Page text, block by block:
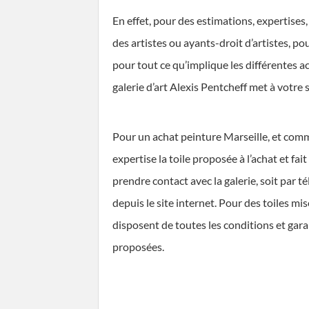
En effet, pour des estimations,
des artistes ou ayants-droit d’artistes,
pour tout ce qu’implique les différentes
galerie d’art Alexis Pentcheff met à votre
Pour un achat peinture Marseille, et
expertise la toile proposée à l’achat et
prendre contact avec la galerie, soit par
depuis le site internet. Pour des toiles
disposent de toutes les conditions et
proposées.